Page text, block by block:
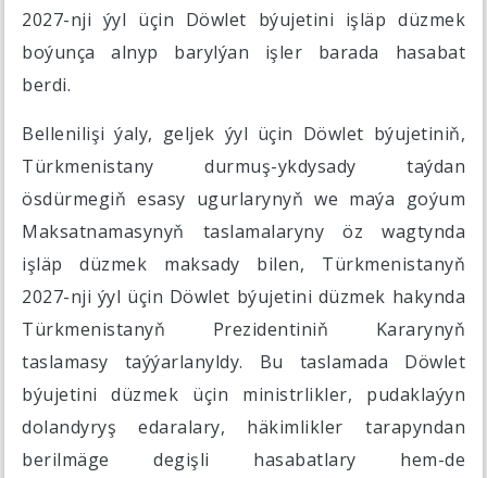
2027-nji ýyl üçin Döwlet býujetini işläp düzmek
boýunça alnyp barylýan işler barada hasabat
berdi.
Bellenilişi ýaly, geljek ýyl üçin Döwlet býujetiniň,
Türkmenistany durmuş-ykdysady taýdan
ösdürmegiň esasy ugurlarynyň we maýa goýum
Maksatnamasynyň taslamalaryny öz wagtynda
işläp düzmek maksady bilen, Türkmenistanyň
2027-nji ýyl üçin Döwlet býujetini düzmek hakynda
Türkmenistanyň Prezidentiniň Kararynyň
taslamasy taýýarlanyldy. Bu taslamada Döwlet
býujetini düzmek üçin ministrlikler, pudaklaýyn
dolandyryş edaralary, häkimlikler tarapyndan
berilmäge degişli hasabatlary hem-de